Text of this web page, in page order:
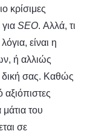
κρίσιμες
SEO. Αλλά, τι
είναι η
ή αλλιώς
δική σας. Καθώς
αξιόπιστες
του
σε